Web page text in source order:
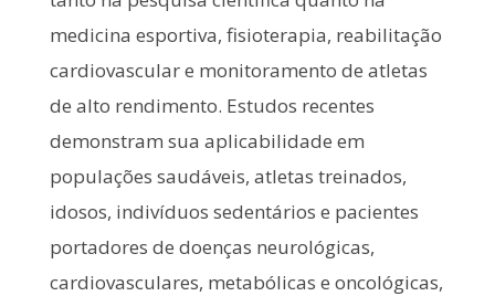
medicina esportiva, fisioterapia, reabilitação
cardiovascular e monitoramento de atletas
de alto rendimento. Estudos recentes
demonstram sua aplicabilidade em
populações saudáveis, atletas treinados,
idosos, indivíduos sedentários e pacientes
portadores de doenças neurológicas,
cardiovasculares, metabólicas e oncológicas,